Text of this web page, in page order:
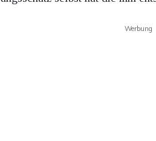
Werbung